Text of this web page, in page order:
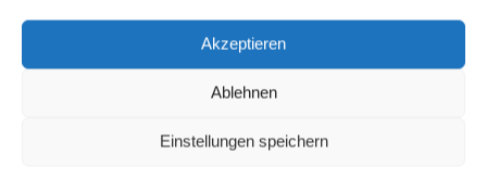
Akzeptieren
Ablehnen
Einstellungen speichern